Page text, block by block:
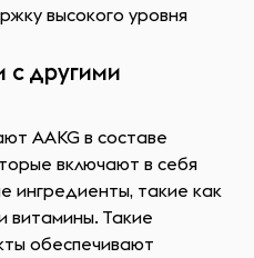
высокого уровня
с другими
AAKG в составе
включают в себя
ингредиенты, такие как
витамины. Такие
обеспечивают